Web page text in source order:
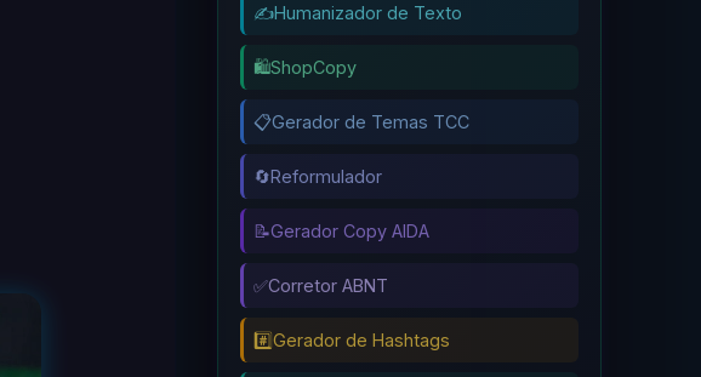
✍️Humanizador de Texto
🛍️ShopCopy
📋Gerador de Temas TCC
🔄Reformulador
📝Gerador Copy AIDA
✅Corretor ABNT
#️⃣Gerador de Hashtags